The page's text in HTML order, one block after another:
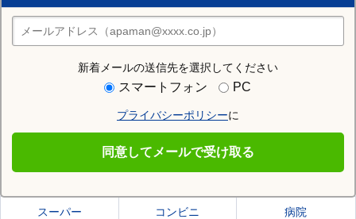
新着メールの送信先を選択してください
スマートフォン PC
プライバシーポリシーに
同意してメールで受け取る
住みたい街の店舗を探す
店舗検索
住む街研究所で西牟婁郡白浜町の情報を見る
西牟婁郡白浜町の施設一覧
スーパー コンビニ 病院